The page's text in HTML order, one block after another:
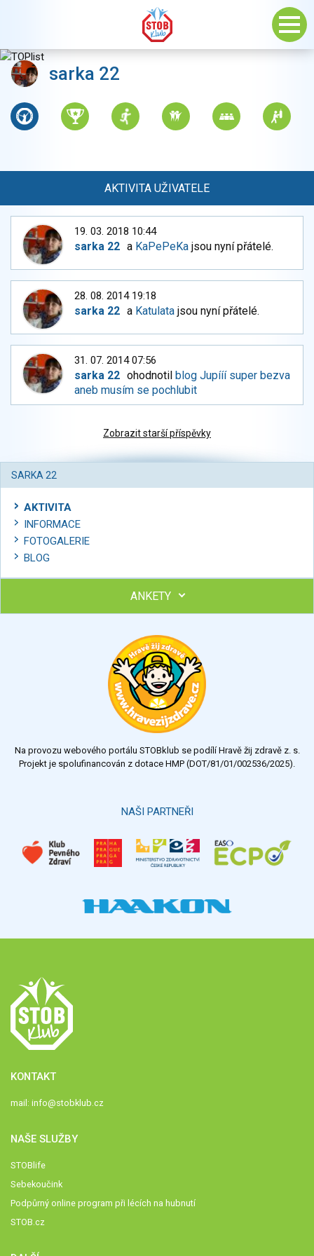
sarka 22
AKTIVITA UŽIVATELE
19. 03. 2018 10:44
sarka 22 a KaPePeKa jsou nyní přátelé.
28. 08. 2014 19:18
sarka 22 a Katulata jsou nyní přátelé.
31. 07. 2014 07:56
sarka 22 ohodnotil blog Jupííí super bezva
aneb musím se pochlubit
Zobrazit starší příspěvky
SARKA 22
AKTIVITA
INFORMACE
FOTOGALERIE
BLOG
ANKETY
Výsledky Všechny ankety
Na provozu webového portálu STOBklub se podílí Hravě žij zdravě z. s.
Projekt je spolufinancován z dotace HMP (DOT/81/01/002536/2025).
NAŠI PARTNEŘI
KONTAKT
mail: info@stobklub.cz
NAŠE SLUŽBY
STOBlife
Sebekoučink
Podpůrný online program při lécích na hubnutí
STOB.cz